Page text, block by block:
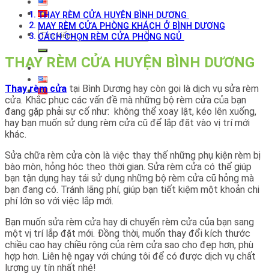
Tìm
kiếm:
THAY RÈM CỬA HUYỆN BÌNH DƯƠNG
MAY RÈM CỬA PHÒNG KHÁCH Ở BÌNH DƯƠNG
CÁCH CHỌN RÈM CỬA PHÒNG NGỦ
THAY RÈM CỬA HUYỆN BÌNH DƯƠNG
Thay rèm cửa tại Bình Dương hay còn gọi là dịch vụ sửa rèm
cửa. Khắc phục các vấn đề mà những bộ rèm cửa của bạn
đang gặp phải sự cố như: không thể xoay lật, kéo lên xuống,
hay bạn muốn sử dụng rèm cửa cũ để lắp đặt vào vị trí mới
khác.
Sửa chữa rèm cửa còn là việc thay thế những phụ kiện rèm bị
bào mòn, hỏng hóc theo thời gian. Sửa rèm cửa có thể giúp
bạn tận dụng hay tái sử dụng những bộ rèm cửa cũ hỏng mà
bạn đang có. Tránh lãng phí, giúp bạn tiết kiệm một khoản chi
phí lớn so với việc lắp mới.
Bạn muốn sửa rèm cửa hay di chuyển rèm cửa của bạn sang
một vị trí lắp đặt mới. Đồng thời, muốn thay đổi kích thước
chiều cao hay chiều rộng của rèm cửa sao cho đẹp hơn, phù
hợp hơn. Liên hệ ngay với chúng tôi để có được dịch vụ chất
lượng uy tín nhất nhé!